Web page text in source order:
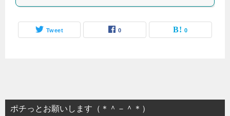
Tweet 0 0
ポチっとお願いします（＊＾－＾＊）